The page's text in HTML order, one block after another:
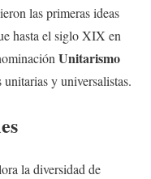
las primeras ideas
hasta el siglo XIX en
Unitarismo
y universalistas.
la diversidad de